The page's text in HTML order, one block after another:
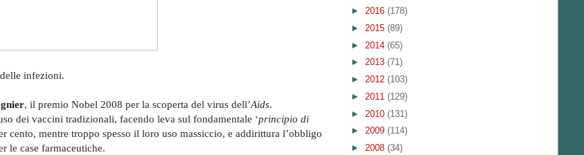
infezioni.
, il premio Nobel 2008 per la scoperta del virus dell’Aids.
dei vaccini tradizionali, facendo leva sul fondamentale ‘principio di
cento, mentre troppo spesso il loro uso massiccio, e addirittura l’obbligo
le case farmaceutiche.
► 2016 (178)
► 2015 (89)
► 2014 (65)
► 2013 (71)
► 2012 (103)
► 2011 (129)
► 2010 (131)
► 2009 (114)
► 2008 (34)